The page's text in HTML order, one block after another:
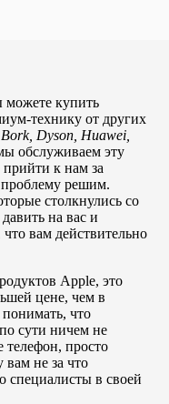
можете купить
технику от других
Dyson, Huawei,
обслуживаем эту
к нам за
решим.
столкнулись со
на вас и
вам действительно
Apple, это
цене, чем в
что
сути ничем не
телефон, просто
вам не за что
в своей